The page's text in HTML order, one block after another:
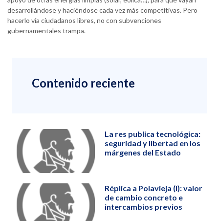
desarrollándose y haciéndose cada vez más competitivas. Pero
hacerlo vía ciudadanos libres, no con subvenciones
gubernamentales trampa.
Contenido reciente
La res publica tecnológica:
seguridad y libertad en los
márgenes del Estado
Réplica a Polavieja (I): valor
de cambio concreto e
intercambios previos